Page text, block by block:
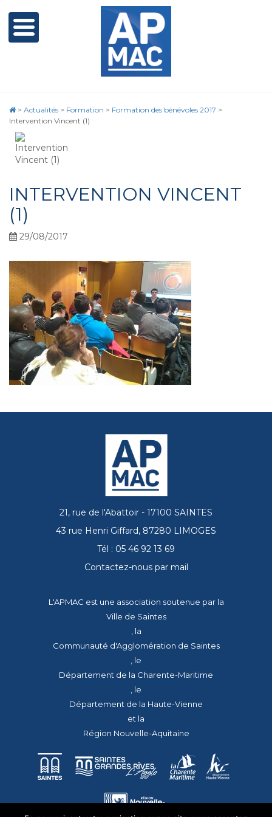
> Actualités > Formation > Formation des bénévoles 2017 >
Intervention Vincent (1)
INTERVENTION VINCENT
(1)
29/08/2017
21, rue de l'Abattoir - 17100 SAINTES
43 rue Henri Giffard, 87280 LIMOGES
Tél : 05 46 92 13 69
Contactez-nous par mail
L'APMAC est une association soutenue par la
Ville de Saintes
, la
Communauté d'Agglomération de Saintes
, le
Département de la Charente-Maritime
, le
Département de la Haute-Vienne
et la
Région Nouvelle-Aquitaine